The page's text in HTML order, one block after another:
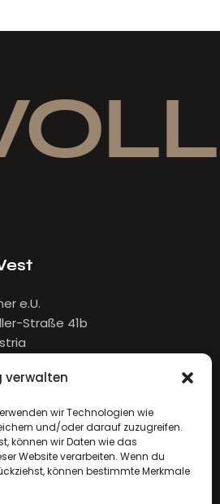
verwalten
wir Technologien wie
und/oder darauf zuzugreifen.
können wir Daten wie das
Website verarbeiten. Wenn du
können bestimmte Merkmale
e.U.
Straße 41b